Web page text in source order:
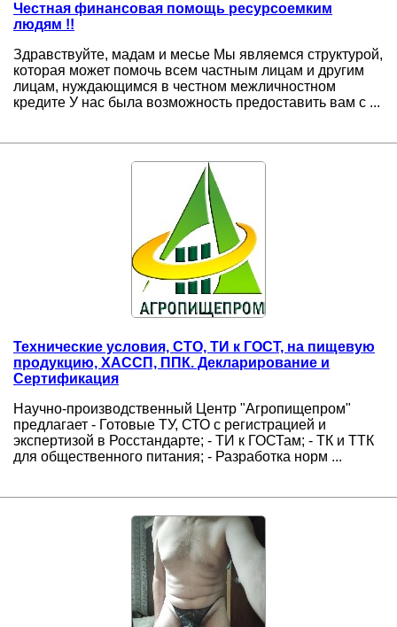
Честная финансовая помощь ресурсоемким
людям !!
Здравствуйте, мадам и месье Мы являемся структурой,
которая может помочь всем частным лицам и другим
лицам, нуждающимся в честном межличностном
кредите У нас была возможность предоставить вам с ...
Технические условия, СТО, ТИ к ГОСТ, на пищевую
продукцию, ХАССП, ППК. Декларирование и
Сертификация
Научно-производственный Центр "Агропищепром"
предлагает - Готовые ТУ, СТО с регистрацией и
экспертизой в Росстандарте; - ТИ к ГОСТам; - ТК и ТТК
для общественного питания; - Разработка норм ...